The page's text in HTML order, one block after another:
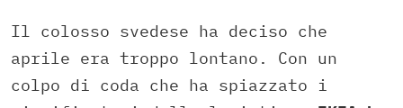
Il colosso svedese ha deciso che
aprile era troppo lontano. Con un
colpo di coda che ha spiazzato i